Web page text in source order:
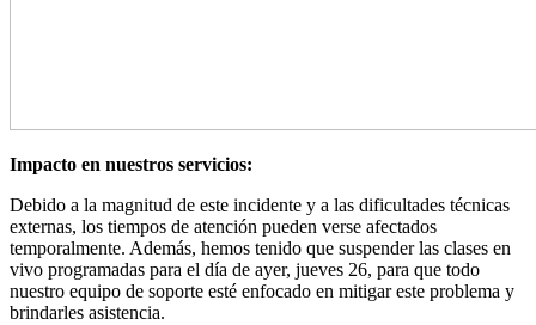
Impacto en nuestros servicios:
Debido a la magnitud de este incidente y a las dificultades técnicas
externas, los tiempos de atención pueden verse afectados
temporalmente. Además, hemos tenido que suspender las clases en
vivo programadas para el día de ayer, jueves 26, para que todo
nuestro equipo de soporte esté enfocado en mitigar este problema y
brindarles asistencia.